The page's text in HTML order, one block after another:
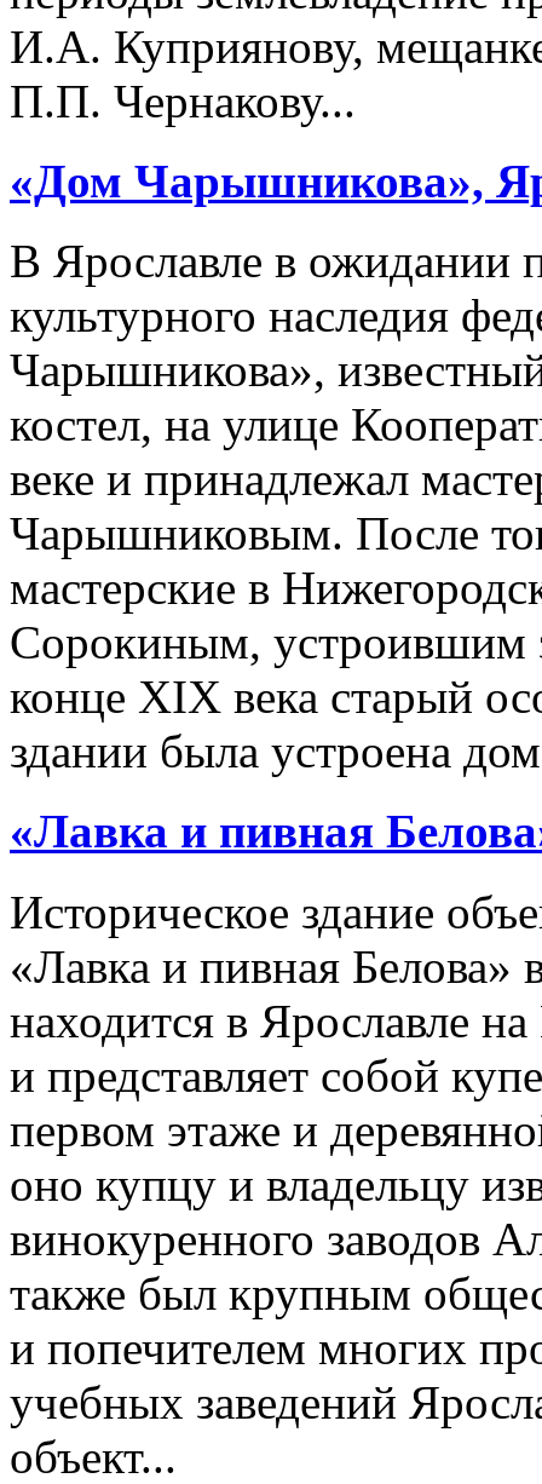
И.А. Куприянову,
П.П. Чернакову...
«Дом Чарышникова»,
В Ярославле в ожидании
культурного наследия
Чарышникова»,
костел, на улице
веке и принадлежал
Чарышниковым. После
мастерские в
Сорокиным, устроившим
конце XIX века старый
здании была устроена
«Лавка и пивная
Историческое здание
«Лавка и пивная
находится в Ярославле
и представляет собой
первом этаже и
оно купцу и владельцу
винокуренного заводов
также был крупным
и попечителем многих
учебных заведений
объект...